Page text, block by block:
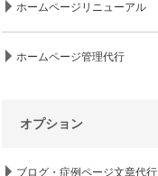
ホームページリニューアル
ホームページ管理代行
オプション
ブログ・症例ページ文章代行